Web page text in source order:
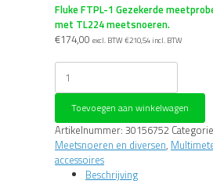
Fluke FTPL-1 Gezekerde
met TL224 meetsnoeren.
€174,00 excl. BTW €210,54 incl. BTW
Fluke
FTPL-
1
Gezekerde
meetprobes,
zwart
en
rood
Toevoegen aan winkelwagen
Artikelnummer: 30156752
Meetsnoeren en diversen,
accessoires
Beschrijving